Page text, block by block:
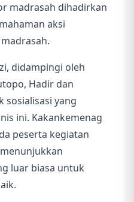
madrasah dihadirkan
aksi
didampingi oleh
Hadir dan
sosialisasi yang
ini. Kakankemenag
peserta kegiatan
luar biasa untuk